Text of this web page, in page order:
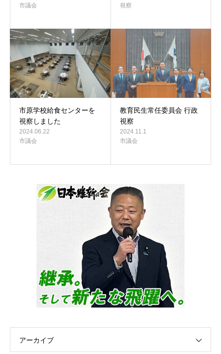
市議会
視察
市原学校給食センターを
視察しました
2024.06.22
市議会
教育民生常任委員会 行政
視察
2024.11.1
市議会
アーカイブ